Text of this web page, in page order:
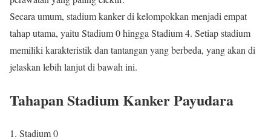
Secara umum, stadium kanker di kelompokkan menjadi empat
tahap utama, yaitu Stadium 0 hingga Stadium 4. Setiap stadium
memiliki karakteristik dan tantangan yang berbeda, yang akan di
jelaskan lebih lanjut di bawah ini.
Tahapan Stadium Kanker Payudara
Stadium 0